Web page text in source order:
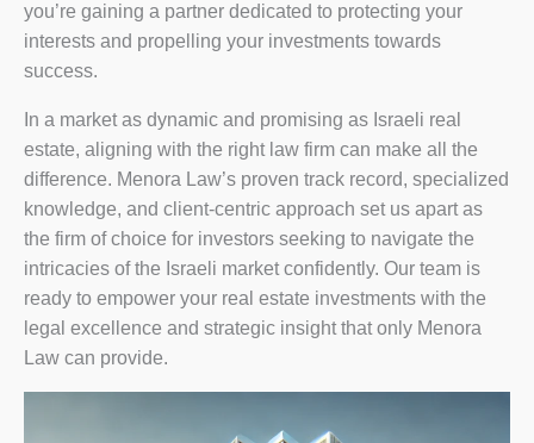
you’re gaining a partner dedicated to protecting your
interests and propelling your investments towards
success.
In a market as dynamic and promising as Israeli real
estate, aligning with the right law firm can make all the
difference. Menora Law’s proven track record, specialized
knowledge, and client-centric approach set us apart as
the firm of choice for investors seeking to navigate the
intricacies of the Israeli market confidently. Our team is
ready to empower your real estate investments with the
legal excellence and strategic insight that only Menora
Law can provide.